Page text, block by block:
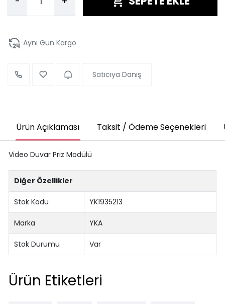
Aynı Gün Kargo
Satıcıya Danış
Ürün Açıklaması Taksit / Ödeme Seçenekleri
Video Duvar Priz Modülü
Diğer Özellikler
Stok Kodu YK1935213
Marka YKA
Stok Durumu Var
Ürün Etiketleri